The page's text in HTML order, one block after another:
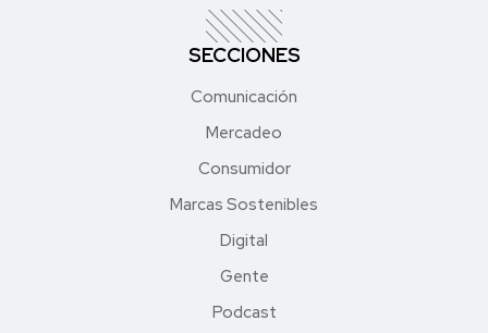
SECCIONES
Comunicación
Mercadeo
Consumidor
Marcas Sostenibles
Digital
Gente
Podcast